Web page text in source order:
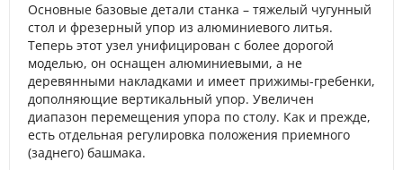
Основные базовые детали станка – тяжелый чугунный
стол и фрезерный упор из алюминиевого литья.
Теперь этот узел унифицирован с более дорогой
моделью, он оснащен алюминиевыми, а не
деревянными накладками и имеет прижимы-гребенки,
дополняющие вертикальный упор. Увеличен
диапазон перемещения упора по столу. Как и прежде,
есть отдельная регулировка положения приемного
(заднего) башмака.